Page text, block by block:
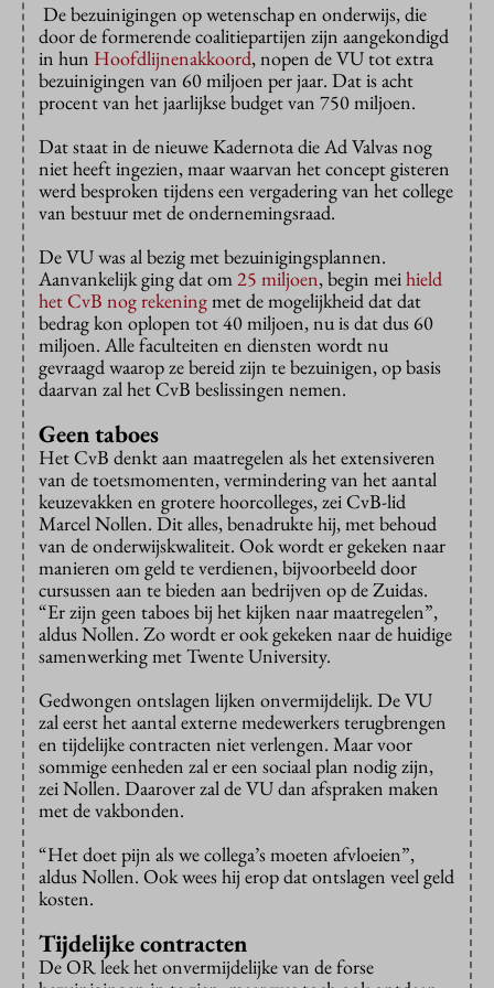
De bezuinigingen op wetenschap en onderwijs, die
door de formerende coalitiepartijen zijn aangekondigd
in hun Hoofdlijnenakkoord, nopen de VU tot extra
bezuinigingen van 60 miljoen per jaar. Dat is acht
procent van het jaarlijkse budget van 750 miljoen.
Dat staat in de nieuwe Kadernota die Ad Valvas nog
niet heeft ingezien, maar waarvan het concept gisteren
werd besproken tijdens een vergadering van het college
van bestuur met de ondernemingsraad.
De VU was al bezig met bezuinigingsplannen.
Aanvankelijk ging dat om25 miljoen, begin meihield
het CvB nog rekeningmet de mogelijkheid dat dat
bedrag kon oplopen tot 40 miljoen, nu is dat dus 60
miljoen. Alle faculteiten en diensten wordt nu
gevraagd waarop ze bereid zijn te bezuinigen, op basis
daarvan zal het CvB beslissingen nemen.
Geen taboes
Het CvB denkt aan maatregelen als het extensiveren
van de toetsmomenten, vermindering van het aantal
keuzevakken en grotere hoorcolleges, zei CvB-lid
Marcel Nollen. Dit alles, benadrukte hij, met behoud
van de onderwijskwaliteit. Ook wordt er gekeken naar
manieren om geld te verdienen, bijvoorbeeld door
cursussen aan te bieden aan bedrijven op de Zuidas.
“Er zijn geen taboes bij het kijken naar maatregelen”,
aldus Nollen. Zo wordt er ook gekeken naar de huidige
samenwerking met Twente University.
Gedwongen ontslagen lijken onvermijdelijk. De VU
zal eerst het aantal externe medewerkers terugbrengen
en tijdelijke contracten niet verlengen. Maar voor
sommige eenheden zal er een sociaal plan nodig zijn,
zei Nollen. Daarover zal de VU dan afspraken maken
met de vakbonden.
“Het doet pijn als we collega’s moeten afvloeien”,
aldus Nollen. Ook wees hij erop dat ontslagen veel geld
kosten.
Tijdelijke contracten
De OR leek het onvermijdelijke van de forse